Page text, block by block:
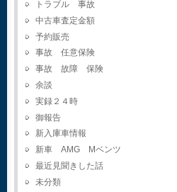
トラブル 事故
中古車査定金額
予約販売
事故 任意保険
事故 故障 保険
余談
実録２４時
御報告
新入庫車情報
新車 AMG Mベンツ
最近見聞きした話
未分類